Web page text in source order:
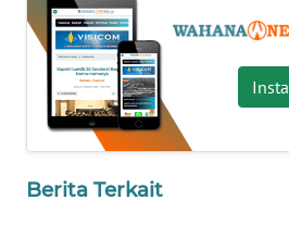
Berita Terkait
WN
BENGKULU
WN
LAMPUNG
WN